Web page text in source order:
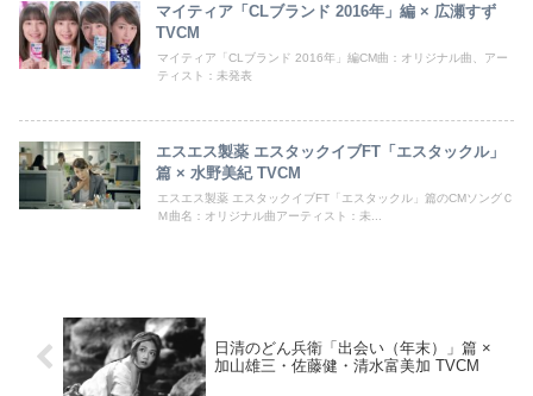
マイティア「CLブランド 2016年」編 × 広瀬すず
TVCM
マイティア「CLブランド 2016年」編CM曲：オリジナル曲、アー
ティスト：未発表
エスエス製薬 エスタックイブFT「エスタックル」
篇 × 水野美紀 TVCM
エスエス製薬 エスタックイブFT「エスタックル」篇のCMソングＣ
Ｍ曲名：オリジナル曲アーティスト：未...
日清のどん兵衛「出会い（年末）」篇 ×
加山雄三・佐藤健・清水富美加 TVCM